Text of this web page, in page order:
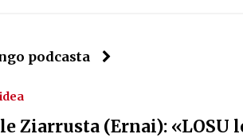
podcasta
Ziarrusta (Ernai): «LOSU